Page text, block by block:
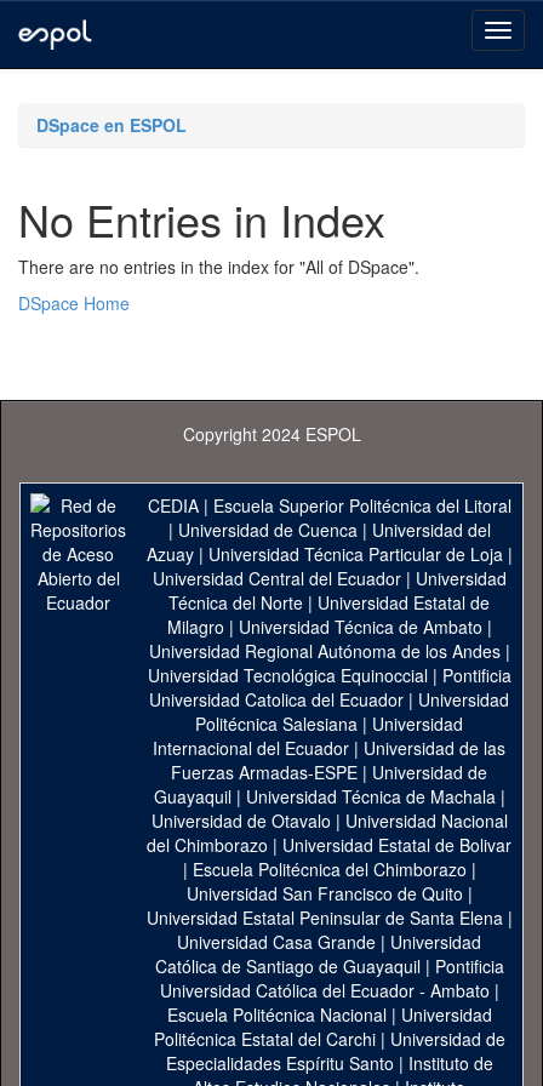
navigationDSpace en ESPOL
No Entries in Index
There are no entries in the index for "All of DSpace".
DSpace Home
Copyright 2024 ESPOL
CEDIA| Escuela Superior Politécnica del Litoral
| Universidad de Cuenca| Universidad del
Azuay| Universidad Técnica Particular de Loja|
Universidad Central del Ecuador| Universidad
Técnica del Norte | Universidad Estatal de
Milagro | Universidad Técnica de Ambato |
Universidad Regional Autónoma de los Andes|
Universidad Tecnológica Equinoccial| Pontificia
Universidad Catolica del Ecuador | Universidad
Politécnica Salesiana | Universidad
Internacional del Ecuador | Universidad de las
Fuerzas Armadas-ESPE | Universidad de
Guayaquil| Universidad Técnica de Machala|
Universidad de Otavalo | Universidad Nacional
del Chimborazo | Universidad Estatal de Bolivar
| Escuela Politécnica del Chimborazo |
Universidad San Francisco de Quito |
Universidad Estatal Peninsular de Santa Elena|
Universidad Casa Grande | Universidad
Católica de Santiago de Guayaquil| Pontificia
Universidad Católica del Ecuador - Ambato |
Escuela Politécnica Nacional| Universidad
Politécnica Estatal del Carchi| Universidad de
Especialidades Espíritu Santo | Instituto de